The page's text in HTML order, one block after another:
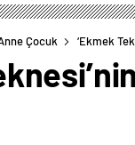
Çocuk ‘Ekmek